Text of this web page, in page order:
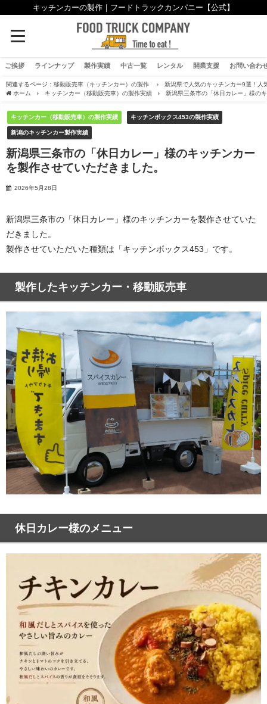
キッチンカーの製作｜フードトラックカンパニー【公式】
ご挨拶 ラインナップ 製作実績 中古一覧 レンタル 開業支援 お問い合わ
関連するページ： 移動販売車（キッチンカー）の製作
新潟県で人気のキッチンカー9選！人
ホーム
キッチンカー（移動販売車）の製作実績 新潟県三条市の「休日カレー」様の
キッチンカー（移動販売車）の製作実績 キッチンボックス453の製作実績
新潟のキッチンカー製作実績
新潟県三条市の「休日カレー」様のキッチンカー
を製作させていただきました。
2026年5月28日
新潟県三条市の「休日カレー」様のキッチンカーを製作させていた
だきました。
製作させていただいた種類は「キッチンボックス453」です。
製作したキッチンカー・移動販売車
休日カレー様のメニュー